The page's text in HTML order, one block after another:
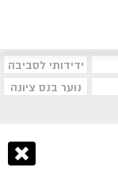
ידידותי לסביבה
נוער בנס ציונה